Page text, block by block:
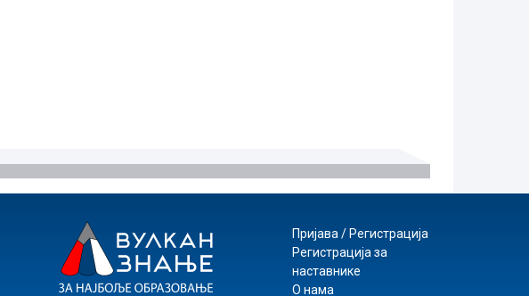
Пријава / Регистрација
Регистрација за
наставнике
О нама